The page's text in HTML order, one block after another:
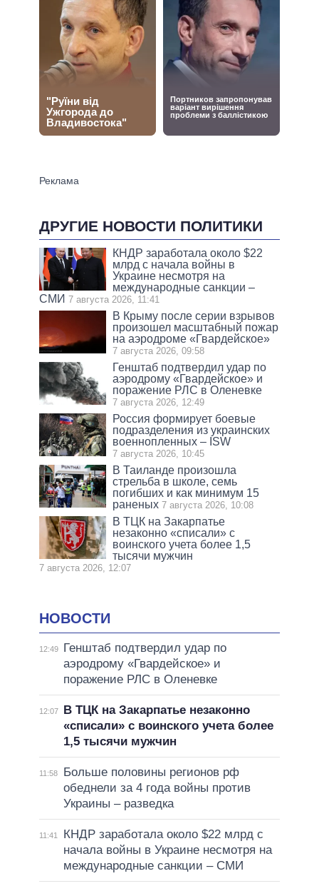
ДРУГИЕ НОВОСТИ ПОЛИТИКИ
КНДР заработала около $22
млрд с начала войны в
Украине несмотря на
международные санкции –
СМИ 7 августа 2026, 11:41
В Крыму после серии взрывов
произошел масштабный пожар
на аэродроме «Гвардейское»
7 августа 2026, 09:58
Генштаб подтвердил удар по
аэродрому «Гвардейское» и
поражение РЛС в Оленевке
7 августа 2026, 12:49
Россия формирует боевые
подразделения из украинских
военнопленных – ISW
7 августа 2026, 10:45
В Таиланде произошла
стрельба в школе, семь
погибших и как минимум 15
раненых 7 августа 2026, 10:08
В ТЦК на Закарпатье
незаконно «списали» с
воинского учета более 1,5
тысячи мужчин
7 августа 2026, 12:07
НОВОСТИ
12:49
Генштаб подтвердил удар по
аэродрому «Гвардейское» и
поражение РЛС в Оленевке
12:07
В ТЦК на Закарпатье незаконно
«списали» с воинского учета более
1,5 тысячи мужчин
11:58
Больше половины регионов рф
обеднели за 4 года войны против
Украины – разведка
11:41
КНДР заработала около $22 млрд с
начала войны в Украине несмотря на
международные санкции – СМИ